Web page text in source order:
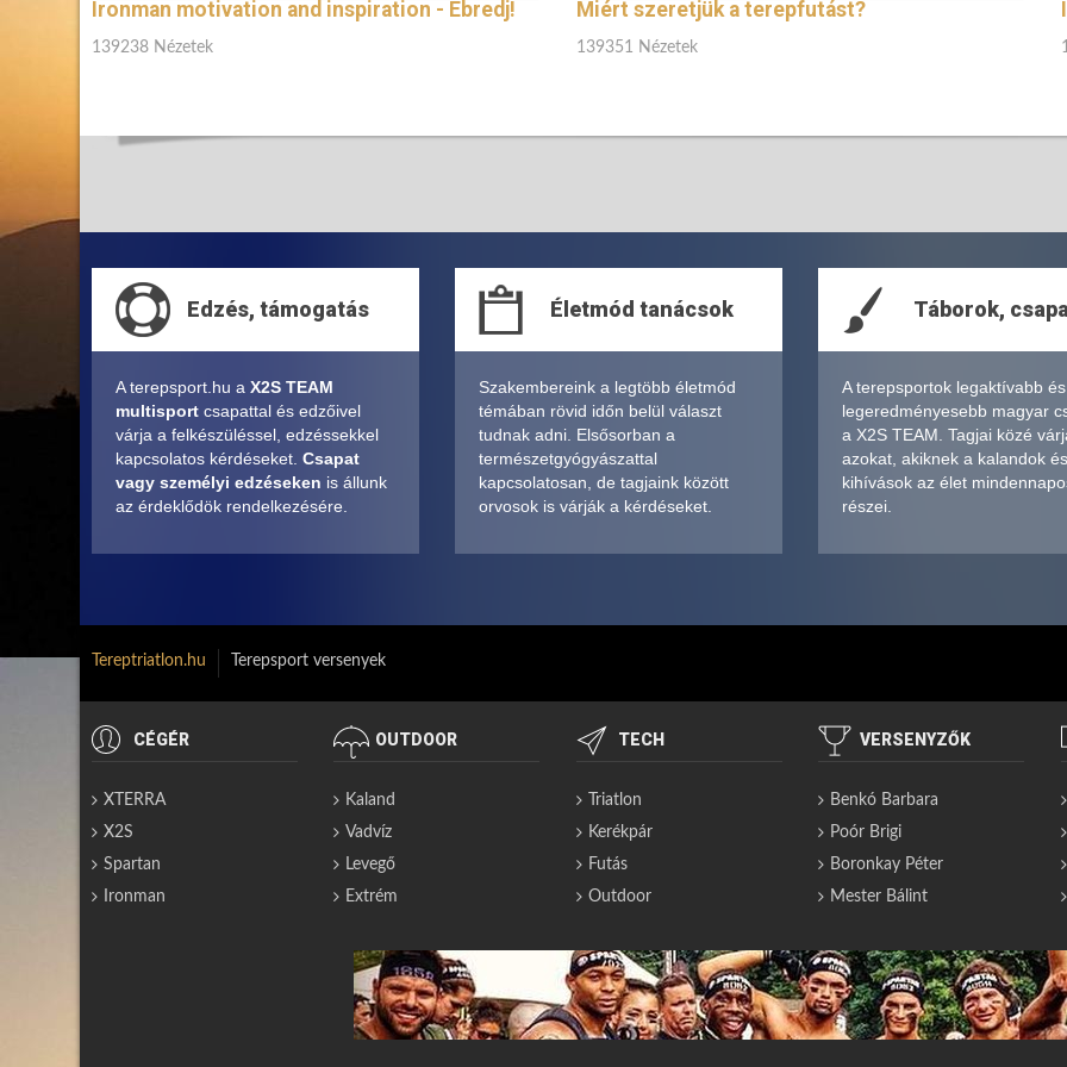
Ironman motivation and inspiration - Ébredj!
139238 Nézetek
Miért szeretjük a terepfutást?
139351 Nézetek
Edzés, támogatás
A terepsport.hu a X2S TEAM
multisport csapattal és edzőivel
várja a felkészüléssel, edzéssekkel
kapcsolatos kérdéseket. Csapat
vagy személyi edzéseken is állunk
az érdeklődök rendelkezésére.
Életmód tanácsok
Szakembereink a legtöbb életmód
témában rövid időn belül választ
tudnak adni. Elsősorban a
természetgyógyászattal
kapcsolatosan, de tagjaink között
orvosok is várják a kérdéseket.
Táborok,
A terepsportok legaktívabb és
legeredményesebb magyar
a X2S TEAM. Tagjai közé
azokat, akiknek a kalandok
kihívások az élet
részei.
Tereptriatlon.hu Terepsport versenyek
CÉGÉR
XTERRA
X2S
Spartan
Ironman
OUTDOOR
Kaland
Vadvíz
Levegő
Extrém
TECH
Triatlon
Kerékpár
Futás
Outdoor
VERSENYZŐK
Benkó Barbara
Poór Brigi
Boronkay Péter
Mester Bálint